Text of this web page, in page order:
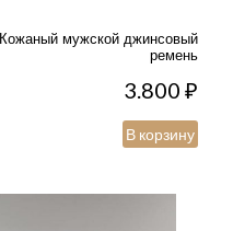
Кожаный мужской джинсовый
ремень
3.800₽
В корзину